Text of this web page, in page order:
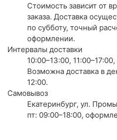
Стоимость зависит от
заказа. Доставка
по субботу, точный
оформлении.
Интервалы доставки
10:00–13:00,
Возможна доставка в
12:00.
Самовывоз
Екатеринбург, ул.
пт: 09:00–18:00,